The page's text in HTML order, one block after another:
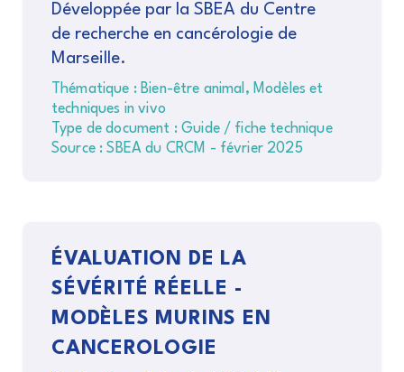
Développée par la SBEA du Centre
de recherche en cancérologie de
Marseille.
Thématique : Bien-être animal, Modèles et
techniques in vivo
Type de document : Guide / fiche technique
Source : SBEA du CRCM - février 2025
ÉVALUATION DE LA
SÉVÉRITÉ RÉELLE -
MODÈLES MURINS EN
CANCEROLOGIE